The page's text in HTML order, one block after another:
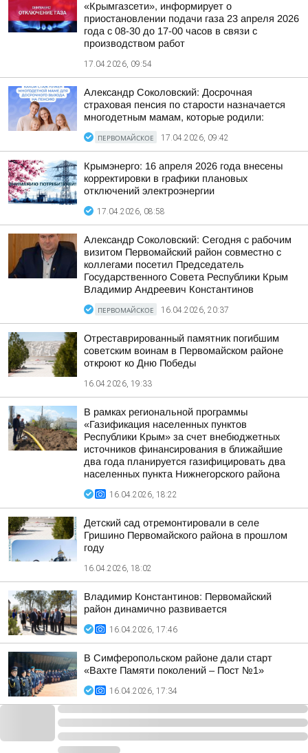
«Крымгазсети», информирует о
приостановлении подачи газа 23 апреля 2026
года с 08-30 до 17-00 часов в связи с
производством работ
17.04.2026, 09:54
Александр Соколовский: Досрочная
страховая пенсия по старости назначается
многодетным мамам, которые родили:
ПЕРВОМАЙСКОЕ 17.04.2026, 09:42
Крымэнерго: 16 апреля 2026 года внесены
корректировки в графики плановых
отключений электроэнергии
17.04.2026, 08:58
Александр Соколовский: Сегодня с рабочим
визитом Первомайский район совместно с
коллегами посетил Председатель
Государственного Совета Республики Крым
Владимир Андреевич Константинов
ПЕРВОМАЙСКОЕ 16.04.2026, 20:37
Отреставрированный памятник погибшим
советским воинам в Первомайском районе
откроют ко Дню Победы
16.04.2026, 19:33
В рамках региональной программы
«Газификация населенных пунктов
Республики Крым» за счет внебюджетных
источников финансирования в ближайшие
два года планируется газифицировать два
населенных пункта Нижнегорского района
16.04.2026, 18:22
Детский сад отремонтировали в селе
Гришино Первомайского района в прошлом
году
16.04.2026, 18:02
Владимир Константинов: Первомайский
район динамично развивается
16.04.2026, 17:46
В Симферопольском районе дали старт
«Вахте Памяти поколений – Пост №1»
16.04.2026, 17:34